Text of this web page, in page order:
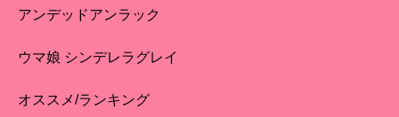
アンデッドアンラック
ウマ娘 シンデレラグレイ
オススメ/ランキング